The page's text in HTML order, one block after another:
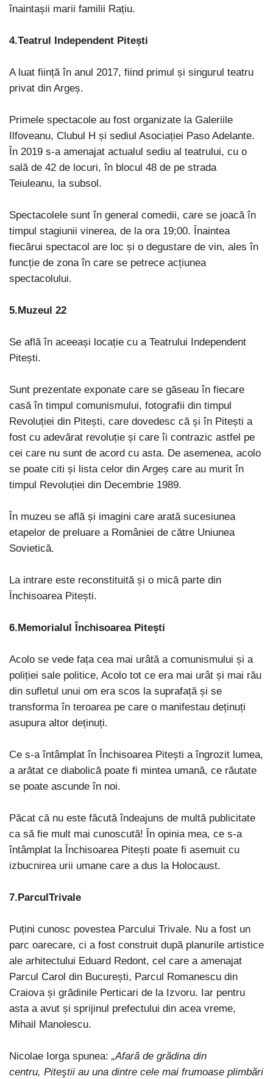
înaintașii marii familii Rațiu.
4.Teatrul Independent Pitești
A luat ființă în anul 2017, fiind primul și singurul teatru
privat din Argeș.
Primele spectacole au fost organizate la Galeriile
Ilfoveanu, Clubul H și sediul Asociației Paso Adelante.
În 2019 s-a amenajat actualul sediu al teatrului, cu o
sală de 42 de locuri, în blocul 48 de pe strada
Teiuleanu, la subsol.
Spectacolele sunt în general comedii, care se joacă în
timpul stagiunii vinerea, de la ora 19;00. Înaintea
fiecărui spectacol are loc și o degustare de vin, ales în
funcție de zona în care se petrece acțiunea
spectacolului.
5.Muzeul 22
Se află în aceeași locație cu a Teatrului Independent
Pitești.
Sunt prezentate exponate care se găseau în fiecare
casă în timpul comunismului, fotografii din timpul
Revoluției din Pitești, care dovedesc că și în Pitești a
fost cu adevărat revoluție și care îi contrazic astfel pe
cei care nu sunt de acord cu asta. De asemenea, acolo
se poate citi și lista celor din Argeș care au murit în
timpul Revoluției din Decembrie 1989.
În muzeu se află și imagini care arată sucesiunea
etapelor de preluare a României de către Uniunea
Sovietică.
La intrare este reconstituită și o mică parte din
Închisoarea Pitești.
6.Memorialul Închisoarea Pitești
Acolo se vede fața cea mai urâtă a comunismului și a
poliției sale politice, Acolo tot ce era mai urât și mai rău
din sufletul unui om era scos la suprafață și se
transforma în teroarea pe care o manifestau deținuți
asupura altor deținuți.
Ce s-a întâmplat în Închisoarea Pitești a îngrozit lumea,
a arătat ce diabolică poate fi mintea umană, ce răutate
se poate ascunde în noi.
Păcat că nu este făcută îndeajuns de multă publicitate
ca să fie mult mai cunoscută! În opinia mea, ce s-a
întâmplat la Închisoarea Pitești poate fi asemuit cu
izbucnirea urii umane care a dus la Holocaust.
7.ParculTrivale
Puțini cunosc povestea Parcului Trivale. Nu a fost un
parc oarecare, ci a fost construit după planurile artistice
ale arhitectului Eduard Redont, cel care a amenajat
Parcul Carol din București, Parcul Romanescu din
Craiova și grădinile Perticari de la Izvoru. Iar pentru
asta a avut și sprijinul prefectului din acea vreme,
Mihail Manolescu.
Nicolae Iorga spunea: „Afară de grădina din
centru, Piteştii au una dintre cele mai frumoase plimbări